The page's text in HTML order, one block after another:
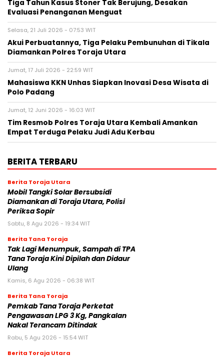
Tiga Tahun Kasus Stoner Tak Berujung, Desakan
Evaluasi Penanganan Menguat
Selasa, 21 Juli 2026 - 07:53 WIT
Akui Perbuatannya, Tiga Pelaku Pembunuhan di Tikala
Diamankan Polres Toraja Utara
Jumat, 17 Juli 2026 - 22:59 WIT
Mahasiswa KKN Unhas Siapkan Inovasi Desa Wisata di
Polo Padang
Jumat, 12 Juni 2026 - 16:03 WIT
Tim Resmob Polres Toraja Utara Kembali Amankan
Empat Terduga Pelaku Judi Adu Kerbau
BERITA TERBARU
Berita Toraja Utara
Mobil Tangki Solar Bersubsidi
Diamankan di Toraja Utara, Polisi
Periksa Sopir
Sabtu, 8 Agu 2026 - 19:34 WIT
Berita Tana Toraja
Tak Lagi Menumpuk, Sampah di TPA
Tana Toraja Kini Dipilah dan Didaur
Ulang
Kamis, 6 Agu 2026 - 06:38 WIT
Berita Tana Toraja
Pemkab Tana Toraja Perketat
Pengawasan LPG 3 Kg, Pangkalan
Nakal Terancam Ditindak
Rabu, 5 Agu 2026 - 15:54 WIT
Berita Toraja Utara